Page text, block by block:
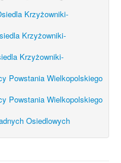
Krzyżowniki-
Krzyżowniki-
Krzyżowniki-
Powstania Wielkopolskiego
Powstania Wielkopolskiego
Osiedlowych